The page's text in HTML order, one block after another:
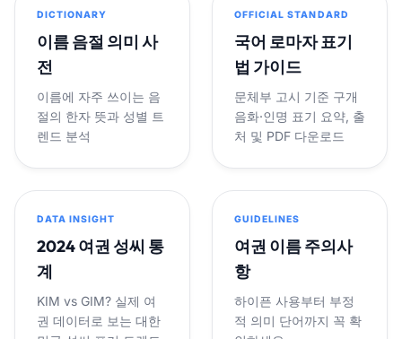
DICTIONARY
이름 음절 의미 사
전
이름에 자주 쓰이는 음
절의 한자 뜻과 성별 트
렌드 분석
OFFICIAL STANDARD
국어 로마자 표기
법 가이드
문체부 고시 기준 구개
음화·인명 표기 요약, 출
처 및 PDF 다운로드
DATA INSIGHT
2024 여권 성씨 통
계
KIM vs GIM? 실제 여
권 데이터로 보는 대한
GUIDELINES
여권 이름 주의사
항
하이픈 사용부터 부정
적 의미 단어까지 꼭 확